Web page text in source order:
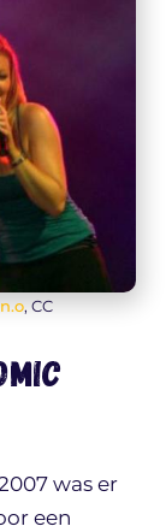
, CC
was er
een